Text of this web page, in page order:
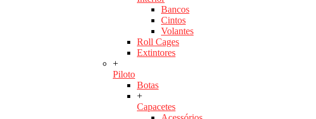
Bancos
Cintos
Volantes
Roll Cages
Extintores
+
Piloto
Botas
+
Capacetes